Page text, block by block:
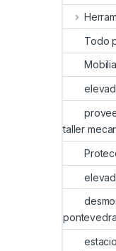
Todo
taller
pontevedra